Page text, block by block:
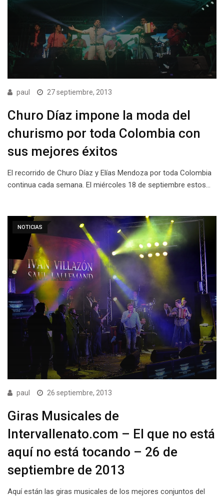
paul 27 septiembre, 2013
Churo Díaz impone la moda del
churismo por toda Colombia con
sus mejores éxitos
El recorrido de Churo Díaz y Elías Mendoza por toda Colombia
continua cada semana. El miércoles 18 de septiembre estos…
NOTICIAS
paul 26 septiembre, 2013
Giras Musicales de
Intervallenato.com – El que no está
aquí no está tocando – 26 de
septiembre de 2013
Aquí están las giras musicales de los mejores conjuntos del